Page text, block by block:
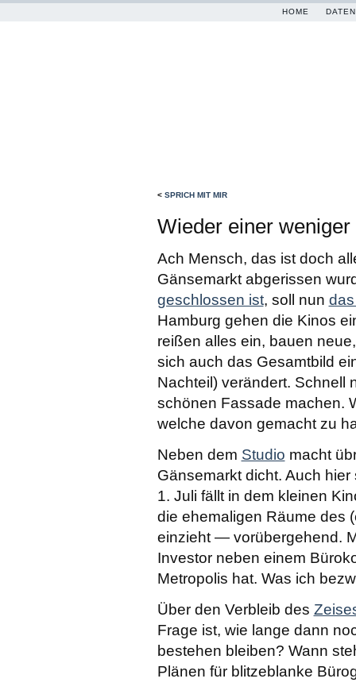
HOME
< SPRICH MIT MIR
Wieder einer weniger
Ach Mensch, das ist doch
Gänsemarkt abgerissen
geschlossen ist, soll nun
Hamburg gehen die Kinos
reißen alles ein, bauen
sich auch das Gesamtbild
Nachteil) verändert. Schnell
schönen Fassade machen.
welche davon gemacht zu
Neben dem Studio macht
Gänsemarkt dicht. Auch
1. Juli fällt in dem kleinen
die ehemaligen Räume des
einzieht — vorübergehend.
Investor neben einem
Metropolis hat. Was ich
Über den Verbleib des
Frage ist, wie lange dann
bestehen bleiben? Wann
Plänen für blitzeblanke